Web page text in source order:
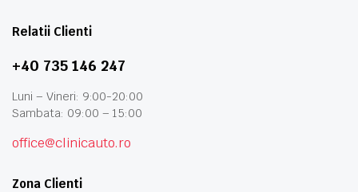
Relatii Clienti
+40 735 146 247
Luni – Vineri: 9:00-20:00
Sambata: 09:00 – 15:00
office@clinicauto.ro
Zona Clienti